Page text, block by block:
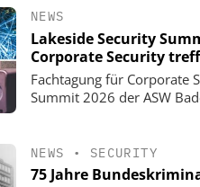
NEWS
Lakeside Security
Corporate Security
Fachtagung für Corporate
Summit 2026 der ASW
NEWS • SECURITY
75 Jahre